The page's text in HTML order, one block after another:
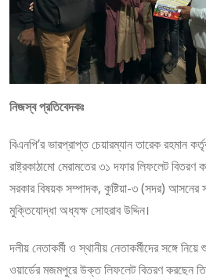
নিজস্ব প্রতিবেদকঃ
বিএনপি’র ভারপ্রাপ্ত চেয়ারম্যান তারেক রহমান
রাষ্ট্রকাঠামো মেরামতের ৩১ দফার লিফলেট বিতরণ
সরকার বিষয়ক সম্পাদক, কুষ্টিয়া-৩ (সদর) আসনের
মুক্তিযোদ্ধা অধ্যক্ষ সোহরাব উদ্দিন।
দলীয় নেতাকর্মী ও স্থানীয় নেতাকর্মীদের সঙ্গে
ওয়ার্ডের মজমপুরে উক্ত লিফলেট বিতরণ করছেন